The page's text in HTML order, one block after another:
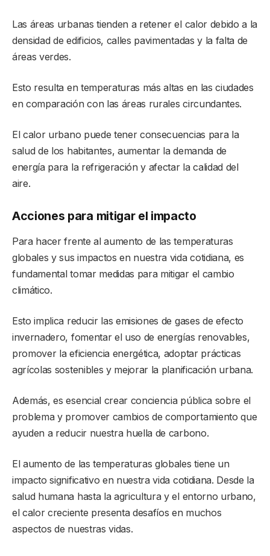
Las áreas urbanas tienden a retener el calor debido a la
densidad de edificios, calles pavimentadas y la falta de
áreas verdes.
Esto resulta en temperaturas más altas en las ciudades
en comparación con las áreas rurales circundantes.
El calor urbano puede tener consecuencias para la
salud de los habitantes, aumentar la demanda de
energía para la refrigeración y afectar la calidad del
aire.
Acciones para mitigar el impacto
Para hacer frente al aumento de las temperaturas
globales y sus impactos en nuestra vida cotidiana, es
fundamental tomar medidas para mitigar el cambio
climático.
Esto implica reducir las emisiones de gases de efecto
invernadero, fomentar el uso de energías renovables,
promover la eficiencia energética, adoptar prácticas
agrícolas sostenibles y mejorar la planificación urbana.
Además, es esencial crear conciencia pública sobre el
problema y promover cambios de comportamiento que
ayuden a reducir nuestra huella de carbono.
El aumento de las temperaturas globales tiene un
impacto significativo en nuestra vida cotidiana. Desde la
salud humana hasta la agricultura y el entorno urbano,
el calor creciente presenta desafíos en muchos
aspectos de nuestras vidas.